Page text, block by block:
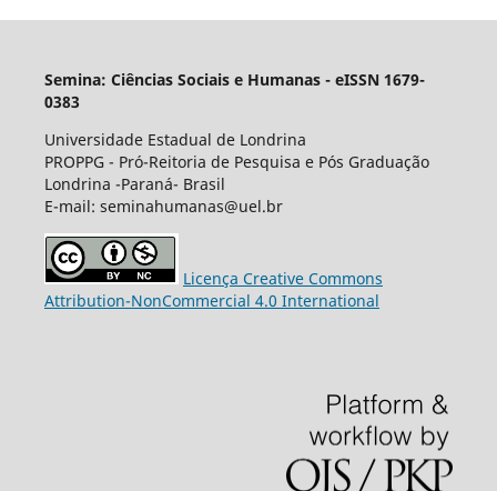
Semina: Ciências Sociais e Humanas - eISSN 1679-
0383
Universidade Estadual de Londrina
PROPPG - Pró-Reitoria de Pesquisa e Pós Graduação
Londrina -Paraná- Brasil
E-mail: seminahumanas@uel.br
Licença Creative Commons
Attribution-NonCommercial 4.0 International